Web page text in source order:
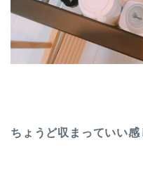
ちょうど収まっていい感